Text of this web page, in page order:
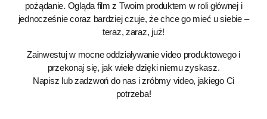
pożądanie. Ogląda film z Twoim produktem w roli głównej i
jednocześnie coraz bardziej czuje, że chce go mieć u siebie –
teraz, zaraz, już!
Zainwestuj w mocne oddziaływanie video produktowego i
przekonaj się, jak wiele dzięki niemu zyskasz.
Napisz lub zadzwoń do nas i zróbmy video, jakiego Ci
potrzeba!